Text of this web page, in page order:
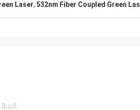
Laser, 532nm Fiber Coupled Green